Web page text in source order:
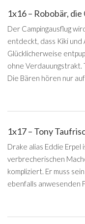
1x16 – Robobär,
Der Campingausflug
entdeckt, dass Kiki
Glücklicherweise
ohne Verdauungstrakt.
Die Bären hören nur auf
1x17 – Tony
Drake alias Eddie Erpel
verbrecherischen
kompliziert. Er muss
ebenfalls anwesenden